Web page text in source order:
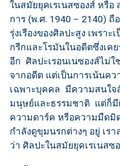
ในสมัยยุคเรเนสซองส์ หรื
การ (พ.ศ. 1940 – 2140) ถื
รุ่งเรืองของศิลปะสูง เพราะ
กรีกและโรมันในอดีตซึ่งเคย
อีก ศิลปะเรอนเนซองส์ไม่ใ
จากอดีต แต่เป็นการเน้นค
เฉพาะบุคคล มีความสนใ
มนุษย์และธรรมชาติ แต่ก็
ความดาร์ค หรือความมืดมิ
กำลังดูขุมนรกต่างๆ อยู่ เร
ว่า ศิลปะในสมัยยุคเรเนสซ